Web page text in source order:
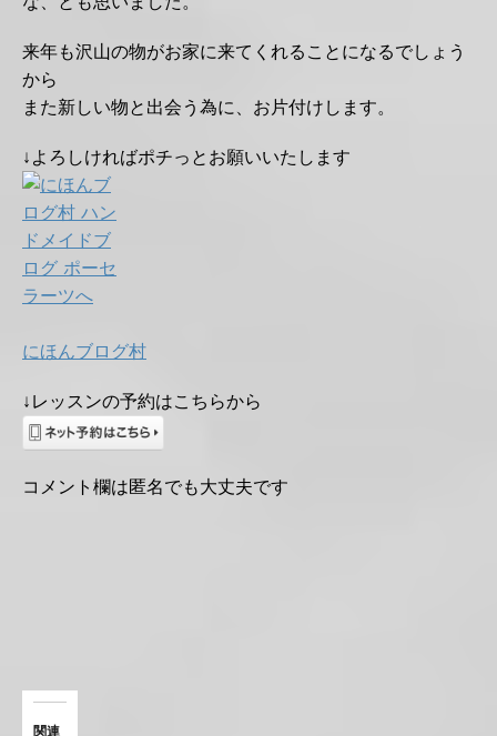
来年も沢山の物がお家に来てくれることになるでしょう
から
また新しい物と出会う為に、お片付けします。
↓よろしければポチっとお願いいたします
にほんブログ村
↓レッスンの予約はこちらから
コメント欄は匿名でも大丈夫です
関連